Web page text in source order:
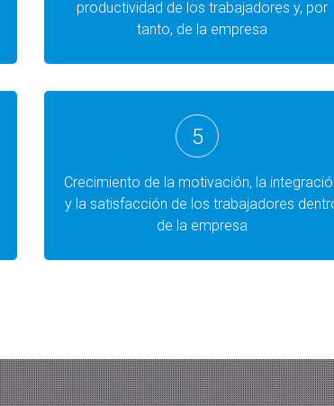
productividad de los trabajadores y, por
tanto, de la empresa
5
Crecimiento de la motivación, la
y la satisfacción de los trabajadores
de la empresa